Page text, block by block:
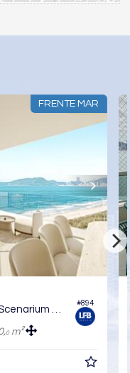
FRENTE MAR
#894
0m²